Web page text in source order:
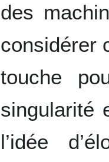
des
considérer
touche
singularité
l’idée